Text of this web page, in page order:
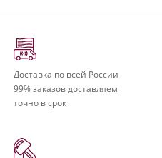
Доставка по всей России
99% заказов доставляем
точно в срок